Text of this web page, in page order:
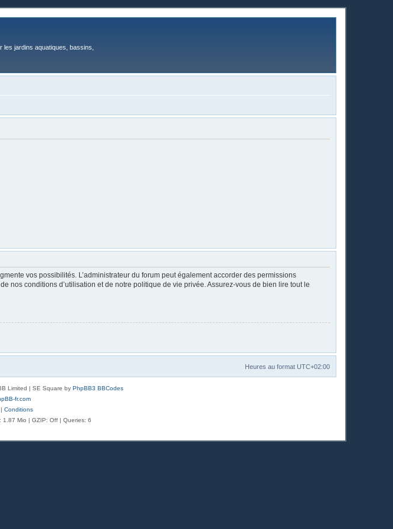
jardins aquatiques, bassins,
vos possibilités. L’administrateur du forum peut également accorder des permissions
nos conditions d’utilisation et de notre politique de vie privée. Assurez-vous de bien lire tout le
Heures au format UTC+02:00
Limited | SE Square by PhpBB3 BBCodes
fr.com
| Conditions
Mio | GZIP: Off | Queries: 6